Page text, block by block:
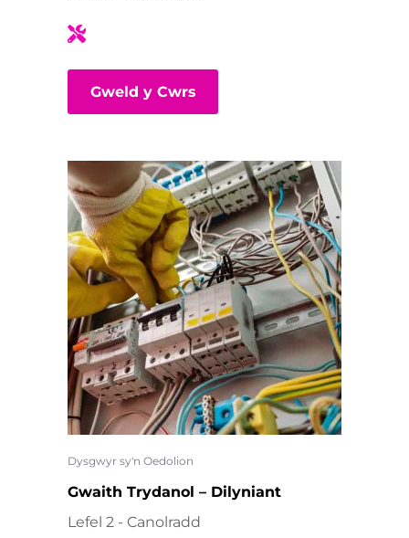
Gweld y Cwrs
Dysgwyr sy'n Oedolion
Gwaith Trydanol – Dilyniant
Lefel 2 - Canolradd